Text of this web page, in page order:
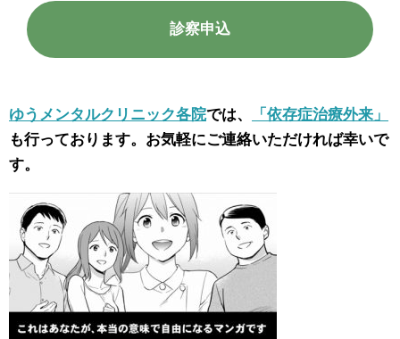
診察申込
ゆうメンタルクリニック各院では、
「依存症治療外来」
も行っております。お気軽にご連絡いただければ幸いで
す。